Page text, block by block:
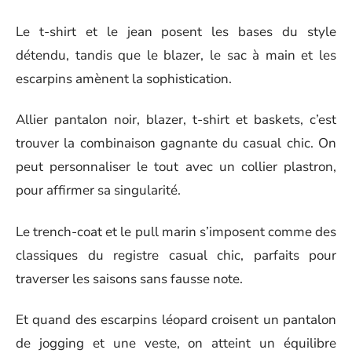
Le t-shirt et le jean posent les bases du style
détendu, tandis que le blazer, le sac à main et les
escarpins amènent la sophistication.
Allier pantalon noir, blazer, t-shirt et baskets, c’est
trouver la combinaison gagnante du casual chic. On
peut personnaliser le tout avec un collier plastron,
pour affirmer sa singularité.
Le trench-coat et le pull marin s’imposent comme des
classiques du registre casual chic, parfaits pour
traverser les saisons sans fausse note.
Et quand des escarpins léopard croisent un pantalon
de jogging et une veste, on atteint un équilibre